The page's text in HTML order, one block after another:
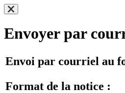
Envoyer par
Envoi par courriel au
Format de la notice :